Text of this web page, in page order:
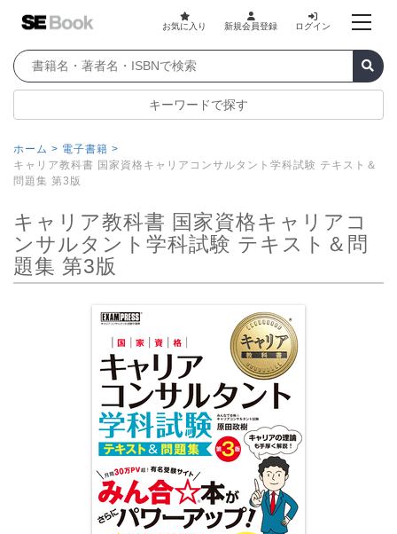
お気に入り 新規会員登録 ログイン
キーワードで探す
ホーム > 電子書籍 >
キャリア教科書 国家資格キャリアコンサルタント学科試験 テキスト＆
問題集 第3版
キャリア教科書 国家資格キャリアコ
ンサルタント学科試験 テキスト＆問
題集 第3版